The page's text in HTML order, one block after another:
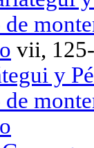
de
vii,
y
de